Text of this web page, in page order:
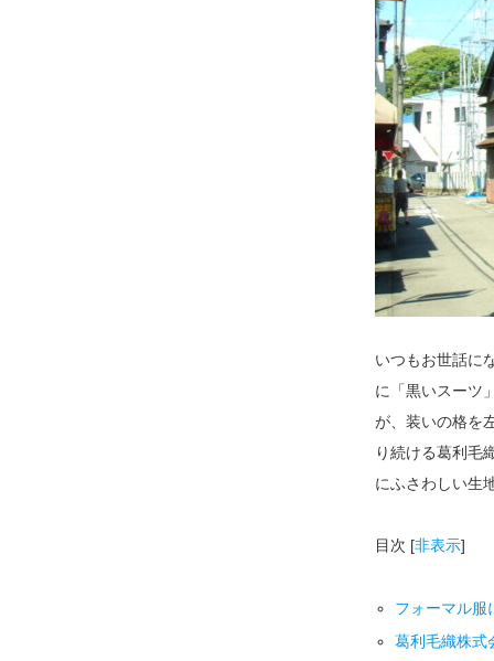
いつもお世話に
に「黒いスーツ
が、装いの格を
り続ける葛利毛
にふさわしい生
目次 [非表示]
フォーマル服
葛利毛織株式